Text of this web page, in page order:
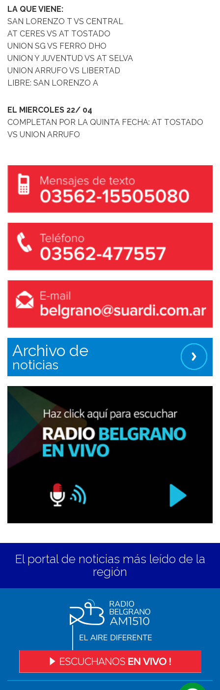
LA QUE VIENE:
SAN LORENZO T VS CENTRAL
AT CERES VS AT TOSTADO
UNION SG VS FERRO DHO
UNION Y JUVENTUD VS AT SELVA
UNION ARRUFO VS LIBERTAD
LIBRE: SAN LORENZO A
EL MIERCOLES 22/ 04
COMPLETAN POR LA QUINTA FECHA: AT TOSTADO
VS UNION ARRUFO
Archivo de
noticias
El portal de noticias más leído de la
región